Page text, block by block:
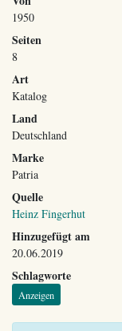
1950
Seiten
8
Art
Katalog
Land
Deutschland
Marke
Patria
Quelle
Heinz Fingerhut
Hinzugefügt am
20.06.2019
Schlagworte
Anzeigen